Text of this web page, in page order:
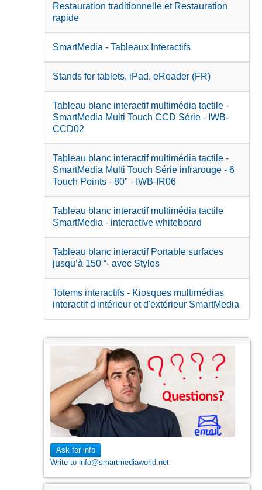
Restauration traditionnelle et Restauration
rapide
SmartMedia - Tableaux Interactifs
Stands for tablets, iPad, eReader (FR)
Tableau blanc interactif multimédia tactile -
SmartMedia Multi Touch CCD Série - IWB-
CCD02
Tableau blanc interactif multimédia tactile -
SmartMedia Multi Touch Série infrarouge - 6
Touch Points - 80" - IWB-IR06
Tableau blanc interactif multimédia tactile
SmartMedia - interactive whiteboard
Tableau blanc interactif Portable surfaces
jusqu’à 150 “- avec Stylos
Totems interactifs - Kiosques multimédias
interactif d'intérieur et d'extérieur SmartMedia
Ask for info
Write to info@smartmediaworld.net